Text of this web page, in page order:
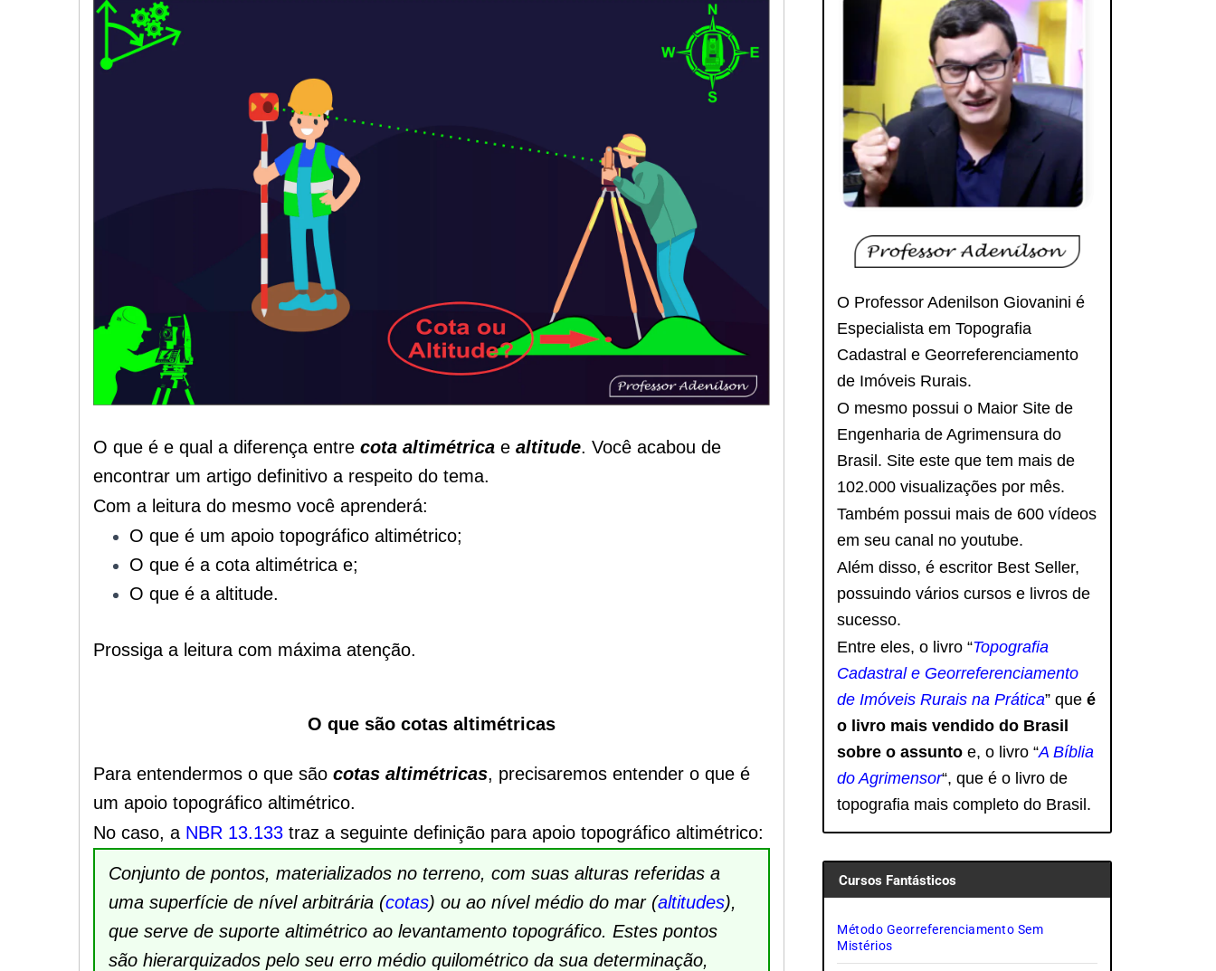
O que é e qual a diferença entre cota altimétrica e altitude. Você acabou de
encontrar um artigo definitivo a respeito do tema.
Com a leitura do mesmo você aprenderá:
O que é um apoio topográfico altimétrico;
O que é a cota altimétrica e;
O que é a altitude.
Prossiga a leitura com máxima atenção.
O que são cotas altimétricas
Para entendermos o que são cotas altimétricas, precisaremos entender o que é
um apoio topográfico altimétrico.
No caso, a NBR 13.133 traz a seguinte definição para apoio topográfico altimétrico:
Conjunto de pontos, materializados no terreno, com suas alturas referidas a
uma superfície de nível arbitrária (cotas) ou ao nível médio do mar (altitudes),
que serve de suporte altimétrico ao levantamento topográfico. Estes pontos
são hierarquizados pelo seu erro médio quilométrico da sua determinação,
O Professor Adenilson Giovanini é
Especialista em Topografia
Cadastral e Georreferenciamento
de Imóveis Rurais.
O mesmo possui o Maior Site de
Engenharia de Agrimensura do
Brasil. Site este que tem mais de
102.000 visualizações por mês.
Também possui mais de 600 vídeos
em seu canal no youtube.
Além disso, é escritor Best Seller,
possuindo vários cursos e livros de
sucesso.
Entre eles, o livro “Topografia
Cadastral e Georreferenciamento
de Imóveis Rurais na Prática” queé
o livro mais vendido do Brasil
sobre o assuntoe, o livro “A Bíblia
do Agrimensor“, que é o livro de
topografia mais completo do Brasil.
Cursos Fantásticos
Método Georreferenciamento Sem
Mistérios